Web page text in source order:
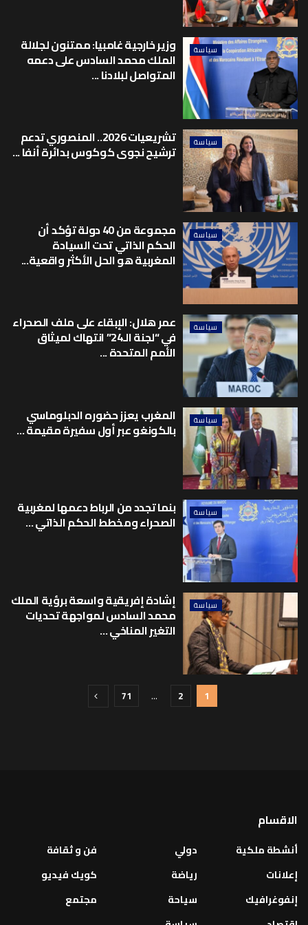
سياسة وزير خارجية غامبيا: ممتنون لجلالة
الملك محمد السادس على دعمه
المتواصل لبلادنا ...
سياسة تشريعيات 2026.. المنصوري تدعم
ترشيح نجوى كوكوس بدائرة أنفا ...
سياسة مجموعة من 40 دولة تؤكد أن
الحكم الذاتي تحت السيادة
المغربية هو الحل الأكثر واقعية...
سياسة عمر هلال: الإبقاء على ملف الصحراء
في “لجنة الـ24” انتهاك لميثاق
الأمم المتحدة ...
سياسة المغرب يعزز حضوره الدبلوماسي
بالكونغو عبر أول سفيرة مقيمة ...
سياسة بنما تجدد من الرباط دعمها لمغربية
الصحراء ومخطط الحكم الذاتي ...
سياسة إشادة إفريقية واسعة برؤية الملك
محمد السادس لمواجهة تحديات
التغير المناخي ...
1
2
…
71
الاقسام
أنشطة ملكية
إعلانات
إنفوغرافيك
دولي
رياضة
سياحة
فن و ثقافة
كويك فيديو
مجتمع